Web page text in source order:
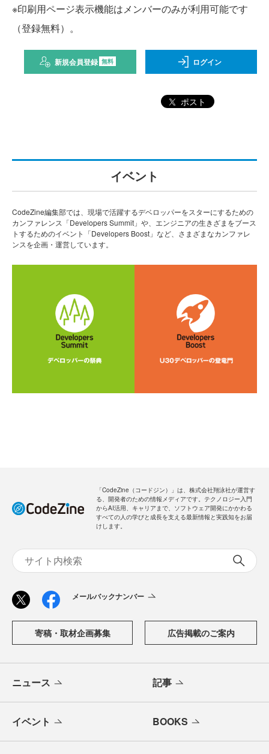
※印刷用ページ表示機能はメンバーのみが利用可能です
（登録無料）。
新規会員登録 無料 ログイン
ポスト
イベント
CodeZine編集部では、現場で活躍するデベロッパーをスターにするための
カンファレンス「Developers Summit」や、エンジニアの生きざまをブース
トするためのイベント「Developers Boost」など、さまざまなカンファレ
ンスを企画・運営しています。
「CodeZine（コードジン）」は、株式会社翔泳社が運営す
る、開発者のための情報メディアです。テクノロジー入門
からAI活用、キャリアまで、ソフトウェア開発にかかわる
すべての人の学びと成長を支える最新情報と実践知をお届
けします。
メールバックナンバー
寄稿・取材企画募集 広告掲載のご案内
ニュース 記事
イベント BOOKS